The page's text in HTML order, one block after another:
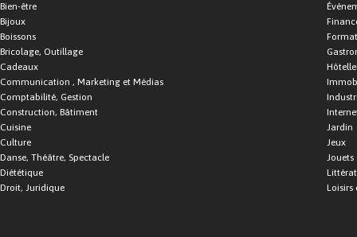
Bien-être
Bijoux
Boissons
Bricolage, Outillage
Cadeaux
Communication , Marketing et Médias
Comptabilité, Gestion
Construction, Bâtiment
Cuisine
Culture
Danse, Théâtre, Spectacle
Diététique
Droit, Juridique
Jardin
Jeux
Jouets
Loisirs